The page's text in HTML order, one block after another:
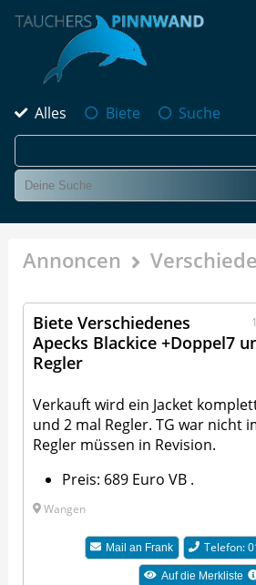
Alles Biete Suche
Annoncen
Biete Verschiedenes
Apecks Blackice +Doppel7
Regler
Verkauft wird ein Jacket
und 2 mal Regler. TG war nicht
Regler müssen in Revision.
Preis: 689 Euro VB .
Wangen
Mail an Frank Telefon:
Auf die Merkliste